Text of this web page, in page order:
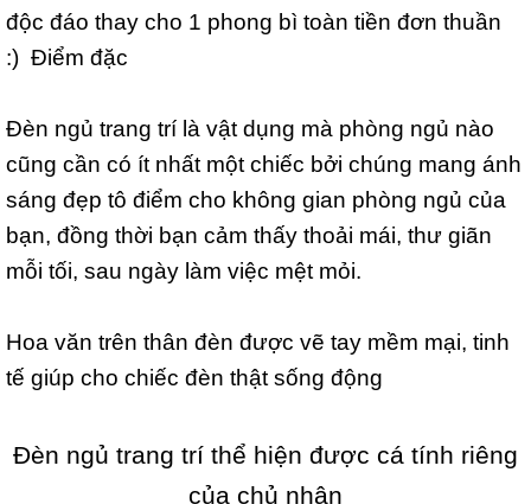
độc đáo thay cho 1 phong bì toàn tiền đơn thuần
:) Điểm đặc
Đèn ngủ trang trí là vật dụng mà phòng ngủ nào
cũng cần có ít nhất một chiếc bởi chúng mang ánh
sáng đẹp tô điểm cho không gian phòng ngủ của
bạn, đồng thời bạn cảm thấy thoải mái, thư giãn
mỗi tối, sau ngày làm việc mệt mỏi.
Hoa văn trên thân đèn được vẽ tay mềm mại, tinh
tế giúp cho chiếc đèn thật sống động
Đèn ngủ trang trí thể hiện được cá tính riêng
của chủ nhân